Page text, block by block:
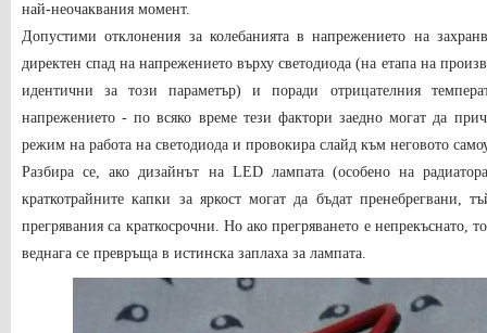
най-неочаквания момент.
Допустими отклонения за колебанията в напрежението на
директен спад на напрежението върху светодиода (на етапа на
идентични за този параметър) и поради отрицателния
напрежението - по всяко време тези фактори заедно могат да
режим на работа на светодиода и провокира слайд към неговото
Разбира се, ако дизайнът на LED лампата (особено на
краткотрайните капки за яркост могат да бъдат пренебрегвани,
прегрявания са краткосрочни. Но ако прегряването е непрекъснато,
веднага се превръща в истинска заплаха за лампата.